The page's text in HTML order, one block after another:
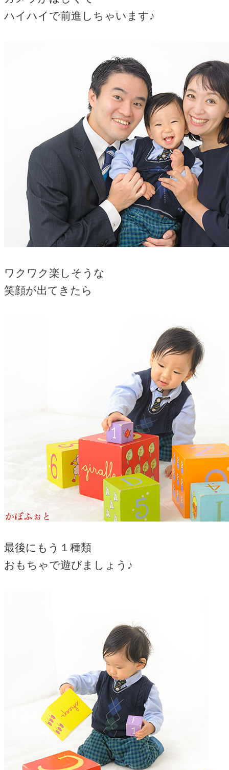
ハイハイで前進しちゃいます♪
ワクワク楽しそうな
笑顔が出てきたら
最後にもう１種類
おもちゃで遊びましょう♪